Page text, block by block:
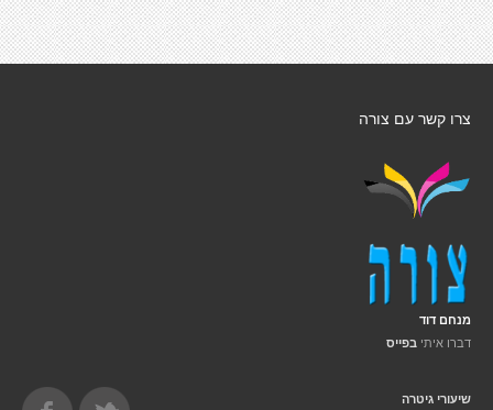
צרו קשר עם צורה
מנחם דוד
דברו איתי בפייס
שיעורי גיטרה